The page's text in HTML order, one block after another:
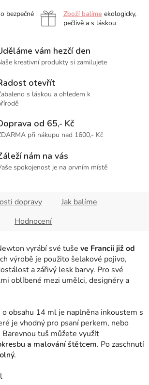
bezpečné
Zboží balíme ekologicky,
pečlivě a s láskou
vám hezčí den
kreativní produkty si zamilujete
otevřít
s láskou a ohledem k
od 65,- Kč
při nákupu nad 1600,- Kč
nám na vás
spokojenost je na prvním místě
dopravy
Jak balíme
Hodnocení
vyrábí své tuše ve Francii již od
výrobě je použito šelakové pojivo,
a zářivý lesk barvy. Pro své
oblíbené mezi umělci, designéry a
o obsahu 14 ml je naplněna inkoustem s
je vhodný pro psaní perkem, nebo
tuš můžete využít
a malování štětcem. Po zaschnutí